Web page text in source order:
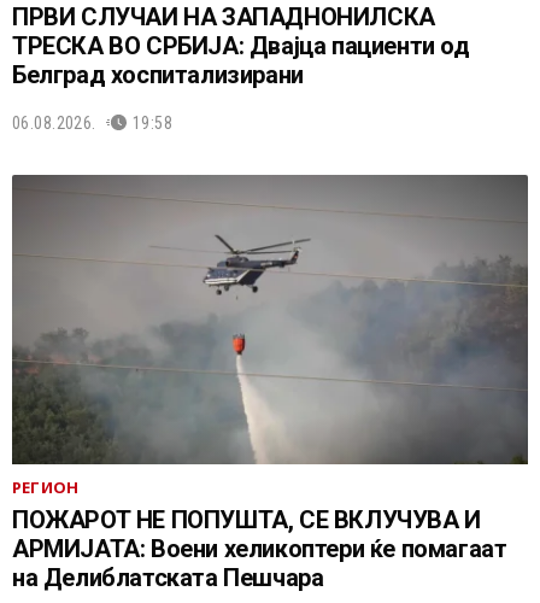
ПРВИ СЛУЧАИ НА ЗАПАДНОНИЛСКА
ТРЕСКА ВО СРБИЈА: Двајца пациенти од
Белград хоспитализирани
06.08.2026. 19:58
РЕГИОН
ПОЖАРОТ НЕ ПОПУШТА, СЕ ВКЛУЧУВА И
АРМИЈАТА: Воени хеликоптери ќе помагаат
на Делиблатската Пешчара